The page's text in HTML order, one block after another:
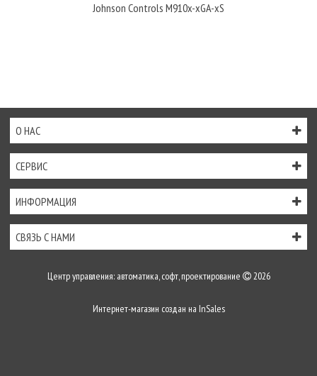
Johnson Controls M910x-xGA-xS
О НАС
СЕРВИС
ИНФОРМАЦИЯ
СВЯЗЬ С НАМИ
Центр управления: автоматика, софт, проектирование 2026
Интернет-магазин создан на InSales